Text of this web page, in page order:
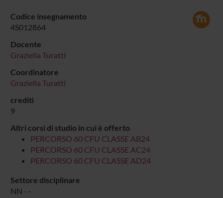
Codice insegnamento
4S012864
Docente
Graziella Turatti
Coordinatore
Graziella Turatti
crediti
9
Altri corsi di studio in cui è offerto
PERCORSO 60 CFU CLASSE AB24
PERCORSO 60 CFU CLASSE AC24
PERCORSO 60 CFU CLASSE AD24
Settore disciplinare
NN - -